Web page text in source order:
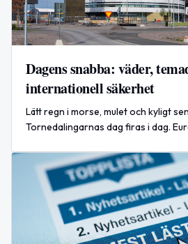
Dagens snabba: väder,
internationell säkerhet
Lätt regn i morse, mulet och kyligt
Tornedalingarnas dag firas i dag.